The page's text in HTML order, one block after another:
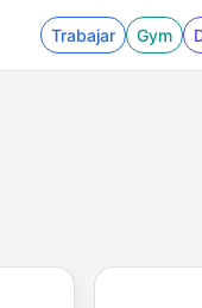
Trabajar Gym